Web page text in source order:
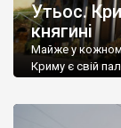
Утьос.
княгині
Майже у
Криму є свій